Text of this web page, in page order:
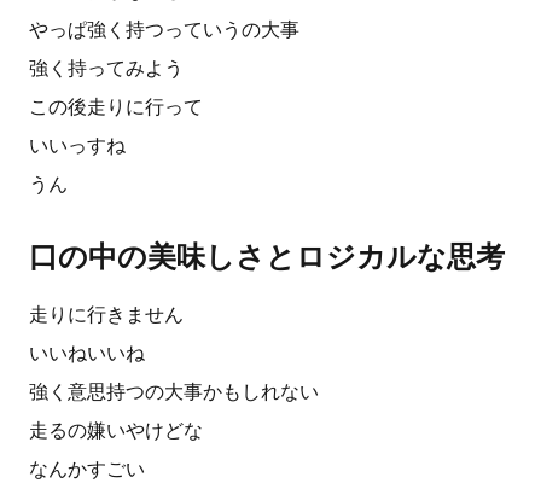
やっぱ強く持つっていうの大事
強く持ってみよう
この後走りに行って
いいっすね
うん
口の中の美味しさとロジカルな思考
走りに行きません
いいねいいね
強く意思持つの大事かもしれない
走るの嫌いやけどな
なんかすごい